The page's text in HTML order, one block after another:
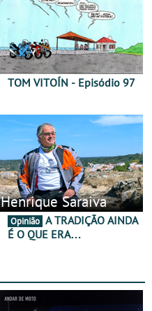
TOM VITOÍN - Episódio 97
Henrique Saraiva
Opinião
É O QUE ERA…